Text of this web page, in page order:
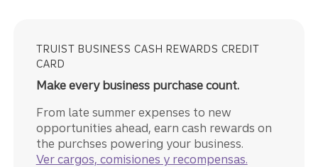
TRUIST BUSINESS CASH REWARDS CREDIT
CARD
Make every business purchase count.
From late summer expenses to new
opportunities ahead, earn cash rewards on
the purchses powering your business.
Ver cargos, comisiones y recompensas.